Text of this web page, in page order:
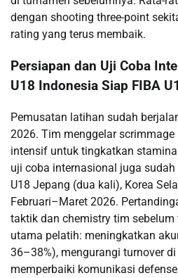
dengan shooting three-point
rating yang terus membaik.
Persiapan dan Uji Coba
U18 Indonesia Siap FIBA
Pemusatan latihan sudah
2026. Tim menggelar
intensif untuk tingkatkan
uji coba internasional juga
U18 Jepang (dua kali), Korea
Februari–Maret 2026.
taktik dan chemistry tim sebelum
utama pelatih: meningkatkan
36–38%), mengurangi turnover
memperbaiki komunikasi